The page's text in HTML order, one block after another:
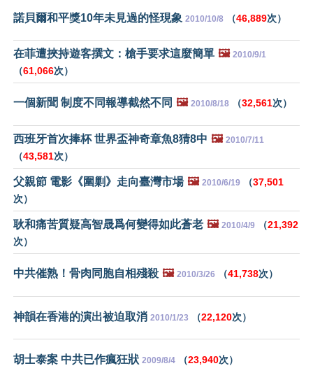
諾貝爾和平獎10年未見過的怪現象 2010/10/8 （46,889次）
在菲遭挾持遊客撰文：槍手要求這麼簡單 🖼️ 2010/9/1
（61,066次）
一個新聞 制度不同報導截然不同 🖼️ 2010/8/18 （32,561次）
西班牙首次捧杯 世界盃神奇章魚8猜8中 🖼️ 2010/7/11
（43,581次）
父親節 電影《圍剿》走向臺灣市場 🖼️ 2010/6/19 （37,501
次）
耿和痛苦質疑高智晟爲何變得如此蒼老 🖼️ 2010/4/9 （21,392
次）
中共催熟！骨肉同胞自相殘殺 🖼️ 2010/3/26 （41,738次）
神韻在香港的演出被迫取消 2010/1/23 （22,120次）
胡士泰案 中共已作瘋狂狀 2009/8/4 （23,940次）